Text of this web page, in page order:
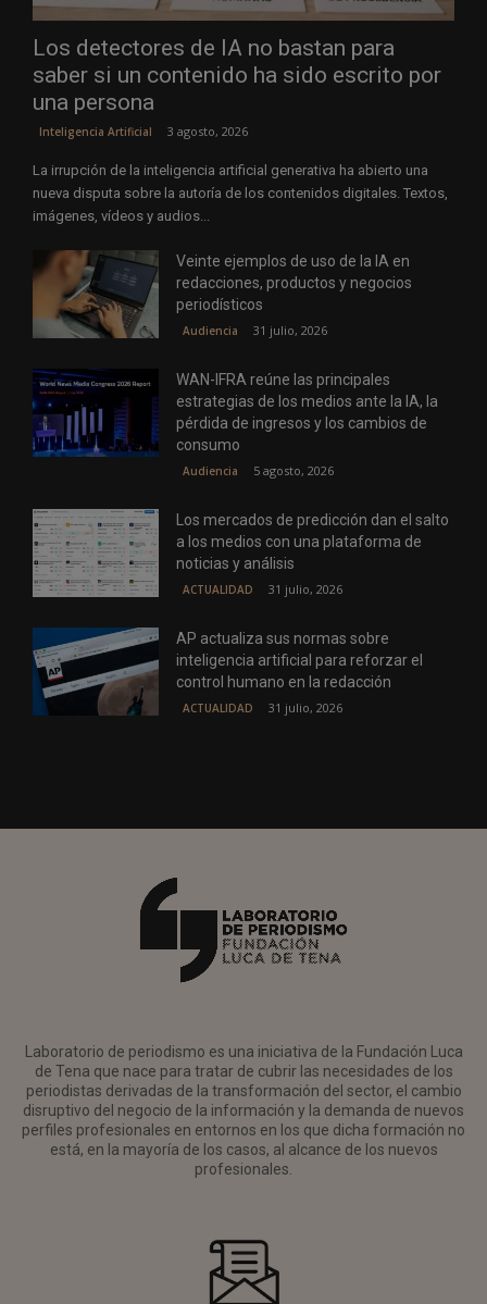
Los detectores de IA no bastan para
saber si un contenido ha sido escrito por
una persona
Inteligencia Artificial 3 agosto, 2026
La irrupción de la inteligencia artificial generativa ha abierto una
nueva disputa sobre la autoría de los contenidos digitales. Textos,
imágenes, vídeos y audios...
Veinte ejemplos de uso de la IA en
redacciones, productos y negocios
periodísticos
Audiencia 31 julio, 2026
WAN-IFRA reúne las principales
estrategias de los medios ante la IA, la
pérdida de ingresos y los cambios de
consumo
Audiencia 5 agosto, 2026
Los mercados de predicción dan el salto
a los medios con una plataforma de
noticias y análisis
ACTUALIDAD 31 julio, 2026
AP actualiza sus normas sobre
inteligencia artificial para reforzar el
control humano en la redacción
ACTUALIDAD 31 julio, 2026
Laboratorio de periodismo es una iniciativa de la Fundación Luca
de Tena que nace para tratar de cubrir las necesidades de los
periodistas derivadas de la transformación del sector, el cambio
disruptivo del negocio de la información y la demanda de nuevos
perfiles profesionales en entornos en los que dicha formación no
está, en la mayoría de los casos, al alcance de los nuevos
profesionales.